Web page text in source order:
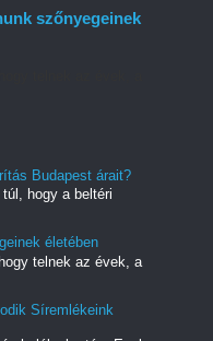
szőnyegeinek
Budapest árait?
hogy a beltéri
életében
telnek az évek, a
Síremlékeink